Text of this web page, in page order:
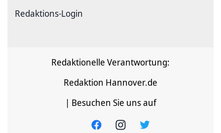
Redaktions-Login
Redaktionelle Verantwortung:
Redaktion Hannover.de
| Besuchen Sie uns auf